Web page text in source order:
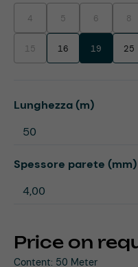
Price on
Content: 50 Meter
4(This option is currently
5(This option is
6(This option
8
15(This option is currently
16 19 25
Select
Lunghezza (m)
Select
Spessore parete (mm)